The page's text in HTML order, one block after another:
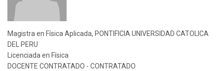
Magistra en Física Aplicada, PONTIFICIA UNIVERSIDAD CATOLICA
DEL PERU
Licenciada en Física
DOCENTE CONTRATADO - CONTRATADO